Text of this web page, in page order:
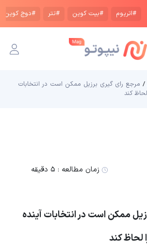
#اتریوم #بیت کوین #تتر #دوج کوین
/ مرجع رای گیری برزیل ممکن است در انتخابات
کند
زمان مطالعه : ۵ دقیقه
ممکن است در انتخابات آینده
لحاظ کند